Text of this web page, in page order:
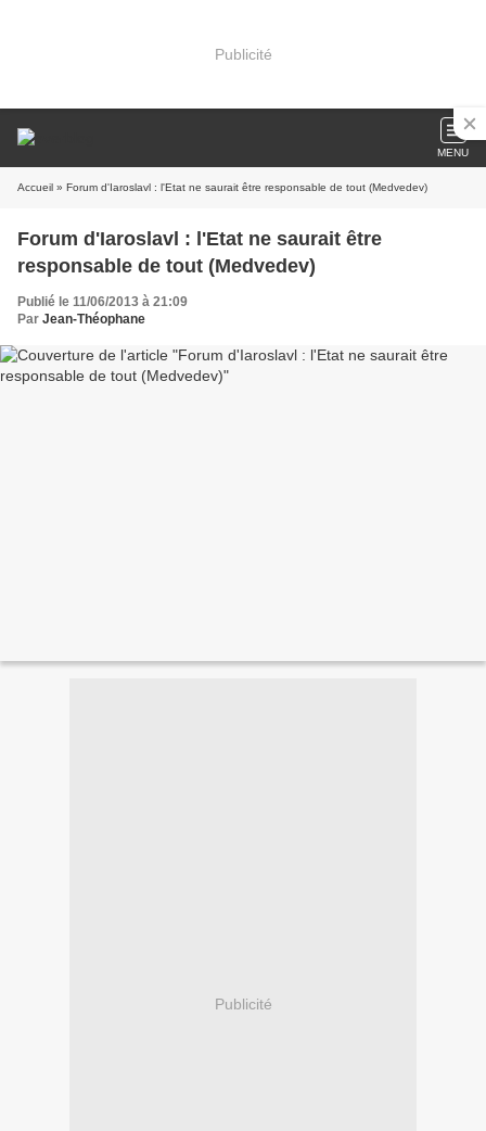
Publicité
MENU
Accueil » Forum d'Iaroslavl : l'Etat ne saurait être responsable de tout (Medvedev)
Forum d'Iaroslavl : l'Etat ne saurait être
responsable de tout (Medvedev)
Publié le 11/06/2013 à 21:09
Par Jean-Théophane
Publicité